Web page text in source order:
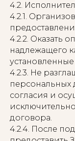
4.2.
4.2.1.
4.2.2. Оказать
надлежащего
4.2.3. Не
персональных
согласия и
договора.
4.2.4. После